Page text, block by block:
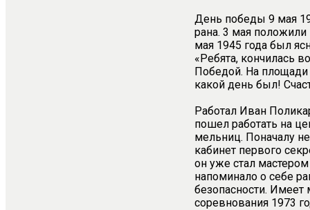
День победы 9 мая
рана. 3 мая
мая 1945 года был
«Ребята, кончилась
Победой. На
какой день был!
Работал Иван
пошел работать на
мельниц. Поначалу
кабинет первого
он уже стал
напоминало о себе
безопасности. Имеет
соревнования 1973